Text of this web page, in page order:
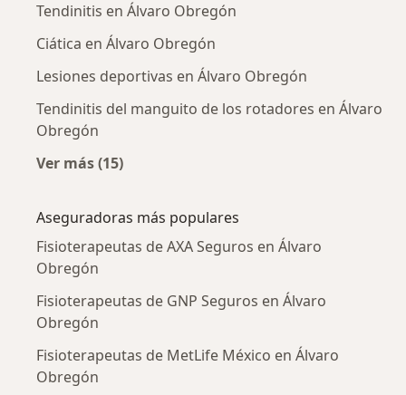
Tendinitis en Álvaro Obregón
Ciática en Álvaro Obregón
Lesiones deportivas en Álvaro Obregón
Tendinitis del manguito de los rotadores en Álvaro
Obregón
Ver más (15)
Aseguradoras más populares
Fisioterapeutas de AXA Seguros en Álvaro
Obregón
Fisioterapeutas de GNP Seguros en Álvaro
Obregón
Fisioterapeutas de MetLife México en Álvaro
Obregón